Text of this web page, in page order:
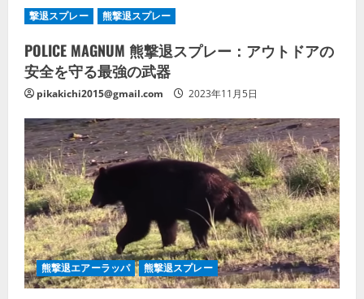
撃退スプレー 熊撃退スプレー
POLICE MAGNUM 熊撃退スプレー：アウトドアの
安全を守る最強の武器
pikakichi2015@gmail.com 2023年11月5日
熊撃退エアーラッパ 熊撃退スプレー